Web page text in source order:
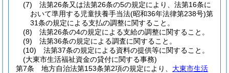
(7)
法第26条又は法第26条の5の規定により、法第16条に
おいて準用する児童扶養手当法(昭和36年法律第238号)第
31条の規定による支払の調整に関すること。
(8)
法第26条の4の規定による支給の調整に関すること。
(9)
法第36条の規定による調査に関すること。
(10)
法第37条の規定による資料の提供等に関すること。
(大東市生活福祉資金の貸付に関する事務)
第7条
地方自治法第153条第2項の規定により、 大東市生活